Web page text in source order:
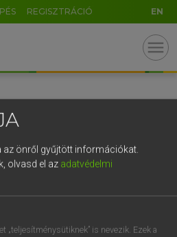
REGISZTRÁCIÓ EN
menu
az önről gyűjtött információkat.
olvasd el az adatvédelmi
„teljesítménysütiknek” is nevezik. Ezek a
, . - AltGr